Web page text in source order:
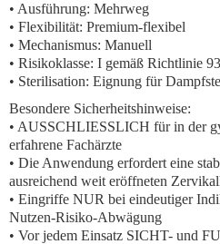
• Ausführung: Mehrweg
• Flexibilität: Premium-flexibel
• Mechanismus: Manuell
• Risikoklasse: I gemäß Richtlinie
• Sterilisation: Eignung für
Besondere Sicherheitshinweise:
• AUSSCHLIESSLICH für in der
erfahrene Fachärzte
• Die Anwendung erfordert eine
ausreichend weit eröffneten
• Eingriffe NUR bei eindeutiger
Nutzen-Risiko-Abwägung
• Vor jedem Einsatz SICHT- und